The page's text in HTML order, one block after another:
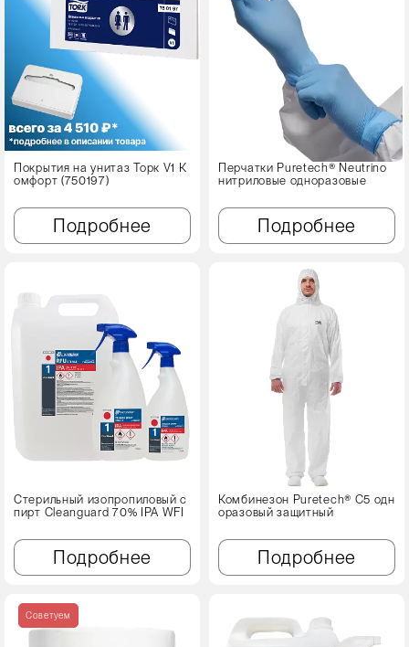
Покрытия на унитаз Торк V1 К
омфорт (750197)
Подробнее
Перчатки Puretech® Neutrino
нитриловые одноразовые
Подробнее
Стерильный изопропиловый с
пирт Cleanguard 70% IPA WFI
Подробнее
Комбинезон Puretech® C5 одн
оразовый защитный
Подробнее
Советуем